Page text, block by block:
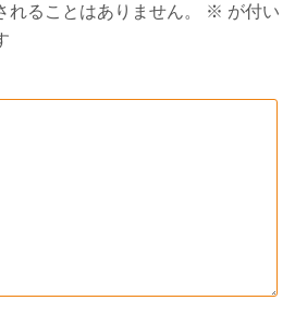
れることはありません。 ※ が付い